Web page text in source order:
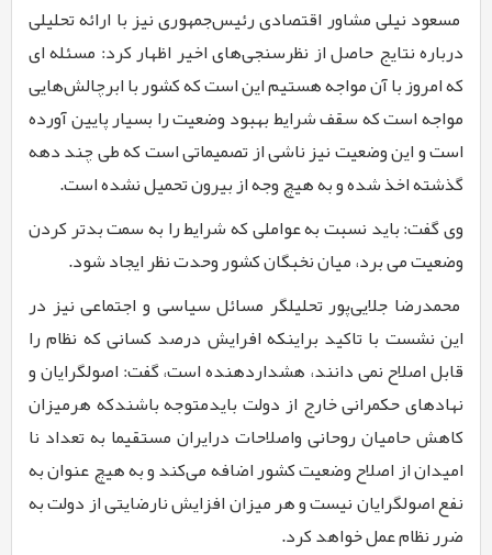
مسعود نیلی مشاور اقتصادی رئیس‌جمهوری نیز با ارائه تحلیلی
درباره نتایج حاصل از نظرسنجی‌های اخیر اظهار کرد: مسئله ای
که امروز با آن مواجه هستیم این است که کشور با ابرچالش‌هایی
مواجه است که سقف شرایط بهبود وضعیت را بسیار پایین آورده
است واین وضعیت نیز ناشی از تصمیماتی است که طی چند دهه
گذشته اخذ شده و به هیچ وجه از بیرون تحمیل نشده است.
وی گفت: باید نسبت به عواملی که شرایط را به سمت بدتر کردن
وضعیت می برد، میان نخبگان کشور وحدت نظر ایجاد شود.
محمدرضا جلایی‌پور تحلیلگر مسائل سیاسی و اجتماعی نیز در
این نشست با تاکید براینکه افرایش درصد کسانی که نظام را
قابل اصلاح نمی دانند، هشداردهنده است، گفت: اصولگرایان و
نهادهای حکمرانی خارج ازدولت بایدمتوجه باشندکه هرمیزان
کاهش حامیان روحانی واصلاحات درایران مستقیما به تعداد نا
امیدان از اصلاح وضعیت کشور اضافه می‌کند و به هیچ عنوان به
نفع اصولگرایان نیست و هر میزان افزایش نارضایتی از دولت به
ضرر نظام عمل خواهد کرد.